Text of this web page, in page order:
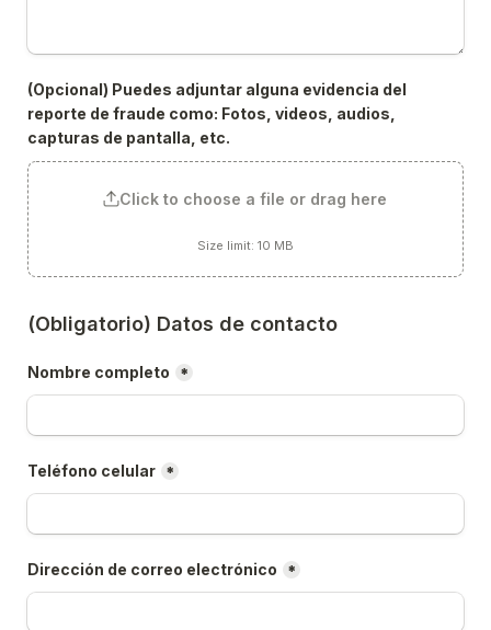
(Opcional) Puedes adjuntar alguna evidencia del
reporte de fraude como: Fotos, videos, audios,
capturas de pantalla, etc.
Click to choose a file or drag here
Size limit: 10 MB
(Obligatorio) Datos de contacto
Nombre completo *
Teléfono celular *
Dirección de correo electrónico *